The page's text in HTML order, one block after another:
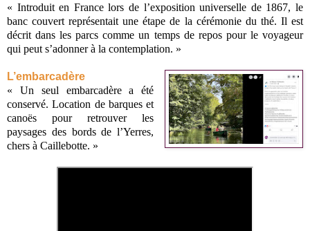
« Introduit en France lors de l’exposition universelle de 1867, le
banc couvert représentait une étape de la cérémonie du thé. Il est
décrit dans les parcs comme un temps de repos pour le voyageur
qui peut s’adonner à la contemplation. »
L’embarcadère
« Un seul embarcadère a été
conservé. Location de barques et
canoës pour retrouver les
paysages des bords de l’Yerres,
chers à Caillebotte. »